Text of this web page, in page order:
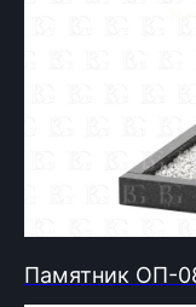
Памятник ОП-